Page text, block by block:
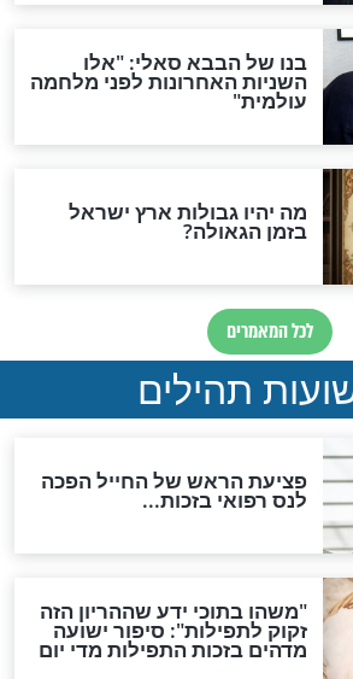
לאחר בוא המשיח יהיה
לחזור בתשובה?
הדינים וביטול
ע"ב שמות הקודש